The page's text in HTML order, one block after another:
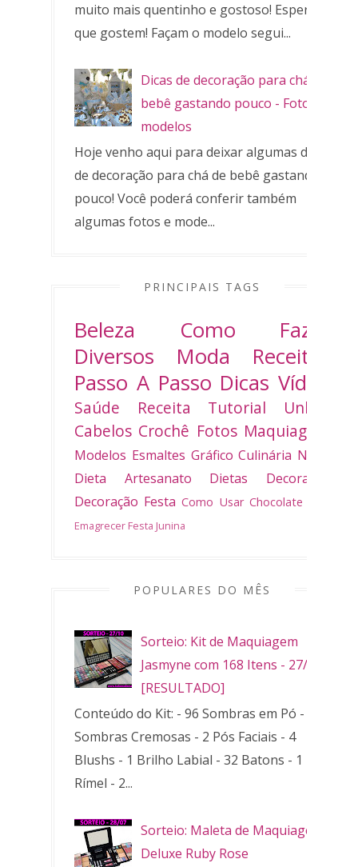
muito mais quentinho e gostoso! Espero
que gostem! Façam o modelo segui...
Dicas de decoração para chá de
bebê gastando pouco - Fotos e
modelos
Hoje venho aqui para deixar algumas dicas
de decoração para chá de bebê gastando
pouco! Você poderá conferir também
algumas fotos e mode...
PRINCIPAIS TAGS
Beleza
Como Fazer
Diversos
Moda
Receitas
Passo A Passo Dicas Vídeo
Saúde Receita Tutorial
Unhas
Cabelos Crochê Fotos Maquiagem
Modelos Esmaltes Gráfico Culinária Natal
Dieta
Artesanato Dietas
Decoradas
Decoração Festa Como Usar Chocolate
Emagrecer Festa Junina
POPULARES DO MÊS
Sorteio: Kit de Maquiagem
Jasmyne com 168 Itens - 27/10
[RESULTADO]
Conteúdo do Kit: - 96 Sombras em Pó - 32
Sombras Cremosas - 2 Pós Faciais - 4
Blushs - 1 Brilho Labial - 32 Batons - 1
Rímel - 2...
Sorteio: Maleta de Maquiagem
Deluxe Ruby Rose